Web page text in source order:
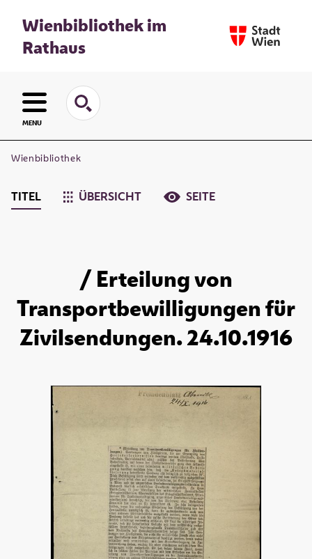
Wienbibliothek im
Rathaus
MENU
Wienbibliothek
TITEL ÜBERSICHT SEITE
/ Erteilung von
Transportbewilligungen für
Zivilsendungen. 24.10.1916